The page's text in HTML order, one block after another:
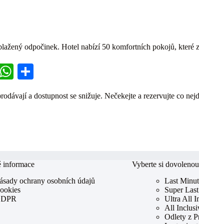
odpočinek. Hotel nabízí 50 komfortních pokojů, které
M
W
ts re
a dostupnost se snižuje. Nečekejte a rezervujte co
informace
ochrany osobních údajů
Vyberte si dovolenou
Last
Super
Ultra All
All
Odlety z